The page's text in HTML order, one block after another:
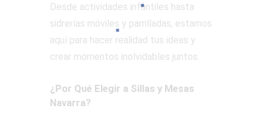
Desde actividades infantiles hasta
sidrerías móviles y parrilladas, estamos
aquí para hacer realidad tus ideas y
crear momentos inolvidables juntos.
¿Por Qué Elegir a Sillas y Mesas
Navarra?